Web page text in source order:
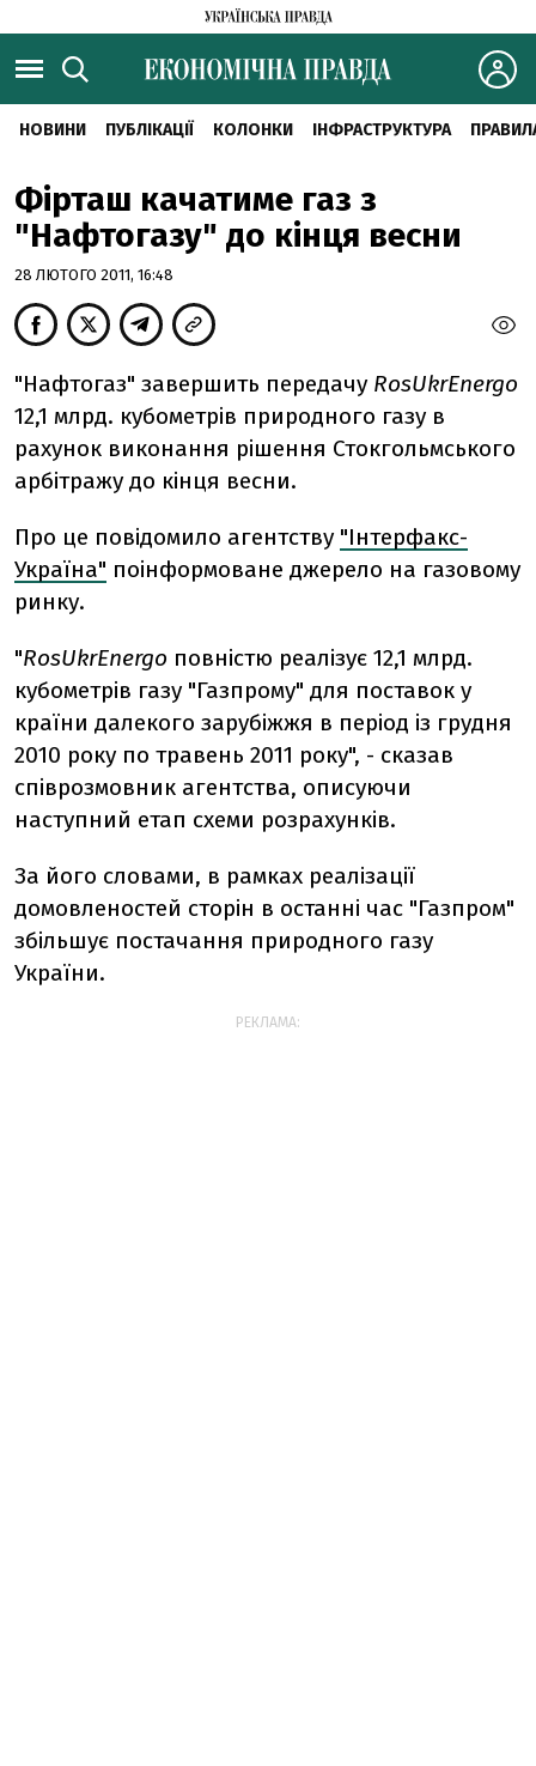
НОВИНИ ПУБЛІКАЦІЇ КОЛОНКИ ІНФРАСТРУКТУРА
Фірташ качатиме газ з
"Нафтогазу" до кінця весни
28 ЛЮТОГО 2011, 16:48
"Нафтогаз" завершить передачу RosUkrEnergo
12,1 млрд. кубометрів природного газу в
рахунок виконання рішення Стокгольмського
арбітражу до кінця весни.
Про це повідомило агентству "Інтерфакс-
Україна" поінформоване джерело на газовому
ринку.
"RosUkrEnergo повністю реалізує 12,1 млрд.
кубометрів газу "Газпрому" для поставок у
країни далекого зарубіжжя в період із грудня
2010 року по травень 2011 року", - сказав
співрозмовник агентства, описуючи
наступний етап схеми розрахунків.
За його словами, в рамках реалізації
домовленостей сторін в останні час "Газпром"
збільшує постачання природного газу
України.
РЕКЛАМА: